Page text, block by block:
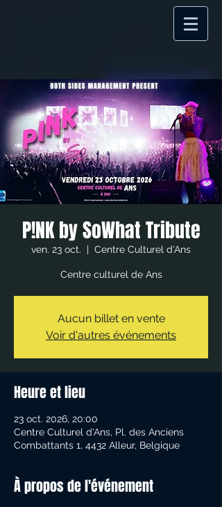
P!NK by SoWhat Tribute
ven. 23 oct.
  |
Centre Culturel d'Ans
Centre culturel de Ans
Aucun billet en vente
Voir d'autres événements
Heure et lieu
23 oct. 2026, 20:00
Centre Culturel d'Ans, Pl. des Anciens
Combattants 1, 4432 Alleur, Belgique
À propos de l'événement